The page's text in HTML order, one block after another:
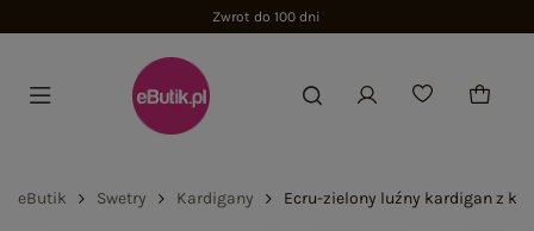
eButik Swetry Kardigany Ecru-zielony luźny kardigan z